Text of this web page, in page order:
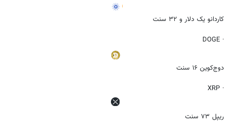
کاردانو یک دلار و ۳۲ سنت
· DOGE
دوج‌کوین ۱۶ سنت
· XRP
ریپل ۷۳ سنت